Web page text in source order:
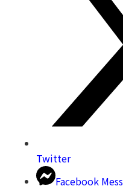
Twitter
Facebook